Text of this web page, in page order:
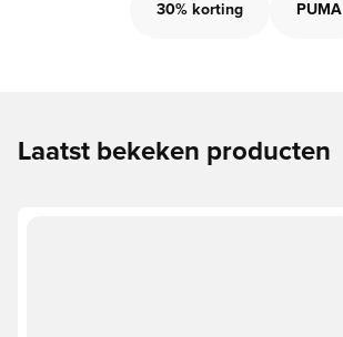
30% korting PUMA
Laatst bekeken producten